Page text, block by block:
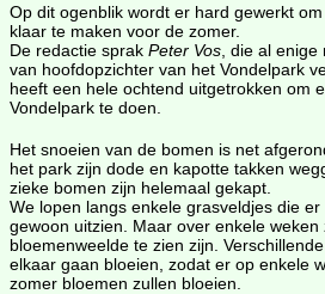
Op dit ogenblik wordt er hard gewerkt
klaar te maken voor de zomer.
De redactie sprak Peter Vos, die al enige
van hoofdopzichter van het Vondelpark
heeft een hele ochtend uitgetrokken om
Vondelpark te doen.
Het snoeien van de bomen is net
het park zijn dode en kapotte takken
zieke bomen zijn helemaal gekapt.
We lopen langs enkele grasveldjes die
gewoon uitzien. Maar over enkele weken
bloemenweelde te zien zijn.
elkaar gaan bloeien, zodat er op enkele
zomer bloemen zullen bloeien.